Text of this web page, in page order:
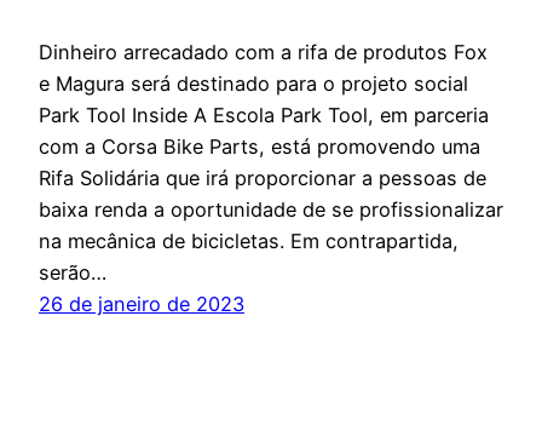
Dinheiro arrecadado com a rifa de produtos Fox
e Magura será destinado para o projeto social
Park Tool Inside A Escola Park Tool, em parceria
com a Corsa Bike Parts, está promovendo uma
Rifa Solidária que irá proporcionar a pessoas de
baixa renda a oportunidade de se profissionalizar
na mecânica de bicicletas. Em contrapartida,
serão…
26 de janeiro de 2023